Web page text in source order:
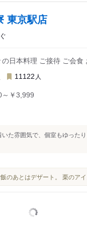
東京駅店
日本料理 ご接待 ご会食
11122 人
～￥3,999
た雰囲気で、個室もゆった
のあとはデザート。 栗のア